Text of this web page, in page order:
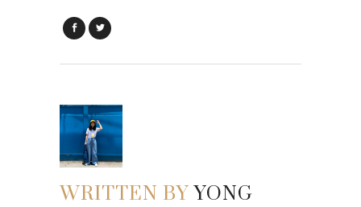
WRITTEN BY YONG